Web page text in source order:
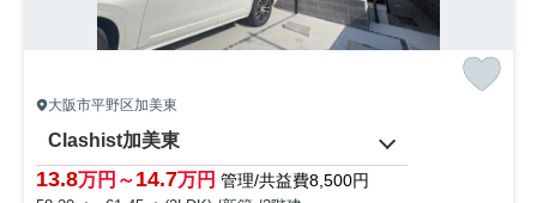
大阪市平野区加美東
Clashist加美東
13.8万円～14.7万円 管理/共益費8,500円